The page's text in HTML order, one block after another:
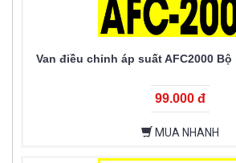
Van điều chỉnh áp suất AFC2000 Bộ
99.000 đ
MUA NHANH